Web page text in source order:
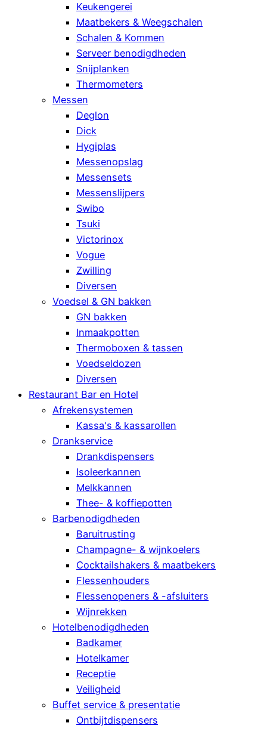
Keukengerei
Maatbekers & Weegschalen
Schalen & Kommen
Serveer benodigdheden
Snijplanken
Thermometers
Messen
Deglon
Dick
Hygiplas
Messenopslag
Messensets
Messenslijpers
Swibo
Tsuki
Victorinox
Vogue
Zwilling
Diversen
Voedsel & GN bakken
GN bakken
Inmaakpotten
Thermoboxen & tassen
Voedseldozen
Diversen
Restaurant Bar en Hotel
Afrekensystemen
Kassa's & kassarollen
Drankservice
Drankdispensers
Isoleerkannen
Melkkannen
Thee- & koffiepotten
Barbenodigdheden
Baruitrusting
Champagne- & wijnkoelers
Cocktailshakers & maatbekers
Flessenhouders
Flessenopeners & -afsluiters
Wijnrekken
Hotelbenodigdheden
Badkamer
Hotelkamer
Receptie
Veiligheid
Buffet service & presentatie
Ontbijtdispensers